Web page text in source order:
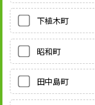
下植木町
昭和町
田中島町